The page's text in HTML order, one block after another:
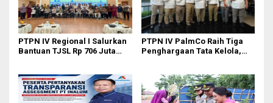
PTPN IV Regional I Salurkan
Bantuan TJSL Rp 706 Juta
PTPN IV PalmCo Raih Tiga
Penghargaan Tata Kelola,